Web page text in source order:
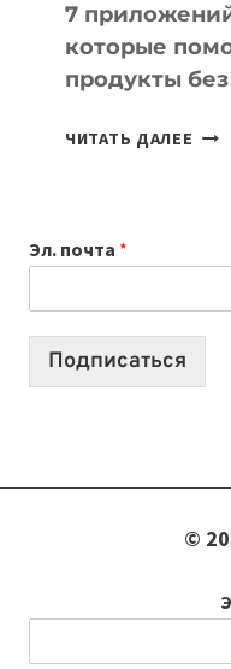
7
которые
продукты
ЧИТАТЬ ДАЛЕЕ
Эл. почта *
Подписаться
©